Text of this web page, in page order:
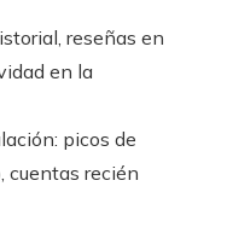
reseñas en
en la
picos de
cuentas recién